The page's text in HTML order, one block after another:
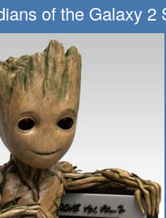
of the Galaxy 2